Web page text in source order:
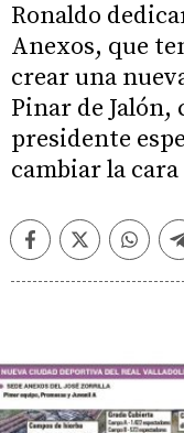
Ronaldo
Anexos, que
crear una
Pinar de Jalón,
presidente
cambiar la
FacebookTwitter